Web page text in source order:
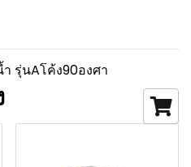
รุ่นAโค้ง90องศา